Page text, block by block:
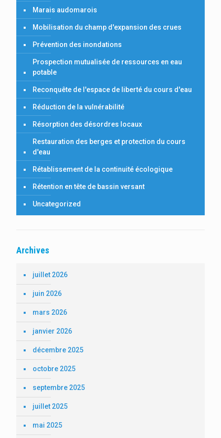
Marais audomarois
Mobilisation du champ d'expansion des crues
Prévention des inondations
Prospection mutualisée de ressources en eau
potable
Reconquête de l'espace de liberté du cours d'eau
Réduction de la vulnérabilité
Résorption des désordres locaux
Restauration des berges et protection du cours
d'eau
Rétablissement de la continuité écologique
Rétention en tête de bassin versant
Uncategorized
Archives
juillet 2026
juin 2026
mars 2026
janvier 2026
décembre 2025
octobre 2025
septembre 2025
juillet 2025
mai 2025